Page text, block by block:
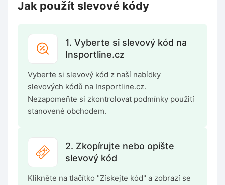
Jak použít slevové kódy
1. Vyberte si slevový kód na
Insportline.cz
Vyberte si slevový kód z naší nabídky
slevových kódů na Insportline.cz.
Nezapomeňte si zkontrolovat podmínky použití
stanovené obchodem.
2. Zkopírujte nebo opište
slevový kód
Klikněte na tlačítko "Získejte kód" a zobrazí se